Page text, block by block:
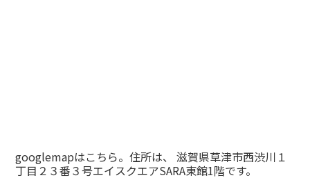
googlemapはこちら。住所は、 滋賀県草津市西渋川１
丁目２３番３号エイスクエアSARA東館1階です。